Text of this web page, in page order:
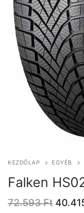
KEZDŐLAP EGYÉB
Falken
72.593Ft